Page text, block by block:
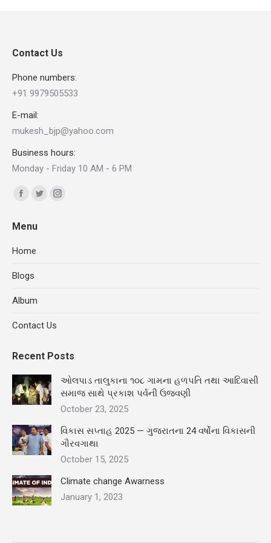
Contact Us
Phone numbers:
+91 9979505533
E-mail:
mukesh_bjp@yahoo.com
Business hours:
Monday - Friday 10 AM - 6 PM
Find us on:
Facebook
opens
in
window
TwitterInstagram
Menu
Home
Blogs
Album
Contact Us
Recent Posts
ઓલપાડ તાલુકાના ૧૦૮ ગામના હળપતિ તથા આદિવાસી
સમાજ સાથે પ્રકાશ પર્વની ઉજવણી
October 23, 2025
વિકાસ સપ્તાહ 2025 — ગુજરાતના 24 વર્ષોના વિકાસની
ગૌરવગાથા
October 15, 2025
Climate change Awarness
January 1, 2023